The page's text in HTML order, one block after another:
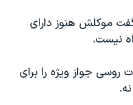
موکلش هنوز دارای
نیست.
روسی جواز ویژه را برای